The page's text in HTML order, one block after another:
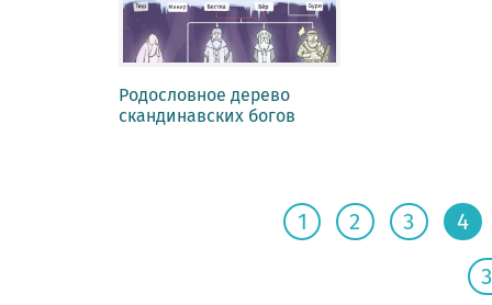
Родословное дерево
скандинавских богов
1 2 3 4